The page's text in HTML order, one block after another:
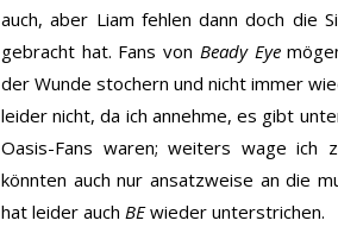
auch, aber Liam fehlen dann doch die
gebracht hat. Fans von Beady Eye
der Wunde stochern und nicht immer
leider nicht, da ich annehme, es gibt
Oasis-Fans waren; weiters wage ich
könnten auch nur ansatzweise an die
hat leider auch BEwieder unterstrichen.